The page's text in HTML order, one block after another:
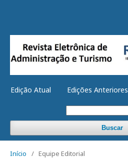
Edição Atual Edições Anteriores
Buscar
Início / Equipe Editorial